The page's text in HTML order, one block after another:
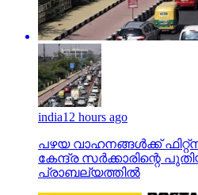
india12 hours ago
പഴയ വാഹനങ്ങള്‍ക്ക്
കേന്ദ്ര സര്‍ക്കാരിന്റെ
പ്രാബല്യത്തില്‍